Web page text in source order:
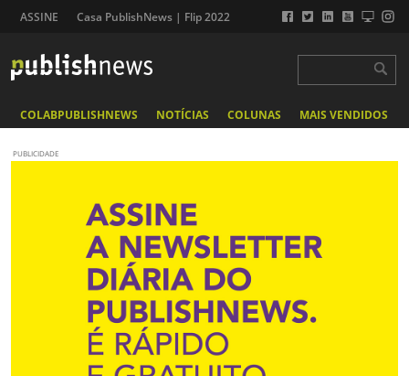
ASSINE Casa PublishNews | Flip 2022
COLABPUBLISHNEWS NOTÍCIAS COLUNAS MAIS VENDIDOS
PUBLICIDADE